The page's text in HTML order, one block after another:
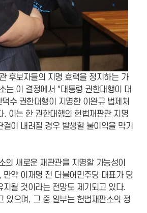
후보자들의 지명 효력을 정지하는 가
는 이 결정에서 "대통령 권한대행이 대
수 권한대행이 지명한 이완규 법제처
이는 한 권한대행의 헌법재판관 지명
이 내려질 경우 발생할 불이익을 막기
새로운 재판관을 지명할 가능성이
약 이재명 전 더불어민주당 대표가 당
될 것이라는 전망도 제기되고 있다.
있으며, 그 중 일부는 헌법재판소의 정